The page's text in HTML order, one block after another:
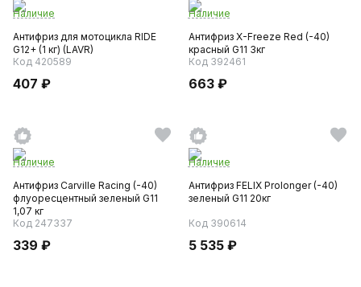
Наличие
Антифриз для мотоцикла RIDE
G12+ (1 кг) (LAVR)
Код 420589
407 ₽
Наличие
Антифриз X-Freeze Red (-40)
красный G11 3кг
Код 392461
663 ₽
Наличие
Антифриз Carville Racing (-40)
флуоресцентный зеленый G11
1,07 кг
Код 247337
339 ₽
Наличие
Антифриз FELIX Prolonger (-40)
зеленый G11 20кг
Код 390614
5 535 ₽